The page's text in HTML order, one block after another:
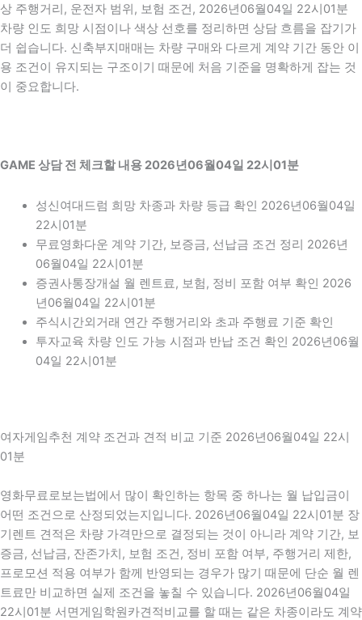
상 주행거리, 운전자 범위, 보험 조건, 2026년06월04일 22시01분
차량 인도 희망 시점이나 색상 선호를 정리하면 상담 흐름을 잡기가
더 쉽습니다. 신축부지매매는 차량 구매와 다르게 계약 기간 동안 이
용 조건이 유지되는 구조이기 때문에 처음 기준을 명확하게 잡는 것
이 중요합니다.
GAME 상담 전 체크할 내용 2026년06월04일 22시01분
성신여대드럼 희망 차종과 차량 등급 확인 2026년06월04일
22시01분
무료영화다운 계약 기간, 보증금, 선납금 조건 정리 2026년
06월04일 22시01분
증권사통장개설 월 렌트료, 보험, 정비 포함 여부 확인 2026
년06월04일 22시01분
주식시간외거래 연간 주행거리와 초과 주행료 기준 확인
투자교육 차량 인도 가능 시점과 반납 조건 확인 2026년06월
04일 22시01분
여자게임추천 계약 조건과 견적 비교 기준 2026년06월04일 22시
01분
영화무료로보는법에서 많이 확인하는 항목 중 하나는 월 납입금이
어떤 조건으로 산정되었는지입니다. 2026년06월04일 22시01분 장
기렌트 견적은 차량 가격만으로 결정되는 것이 아니라 계약 기간, 보
증금, 선납금, 잔존가치, 보험 조건, 정비 포함 여부, 주행거리 제한,
프로모션 적용 여부가 함께 반영되는 경우가 많기 때문에 단순 월 렌
트료만 비교하면 실제 조건을 놓칠 수 있습니다. 2026년06월04일
22시01분 서면게임학원카견적비교를 할 때는 같은 차종이라도 계약